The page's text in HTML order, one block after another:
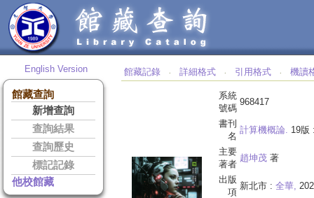
English Version
館藏查詢
新增查詢
查詢結果
查詢歷史
標記記錄
他校館藏
館藏記錄 ‧ 詳細格式 ‧ 引用格式 ‧ 機讀
系統
號碼
968417
書刊
名
計算機概論. 19
主要
著者
趙坤茂 著
出版
項
新北市 : 全華,